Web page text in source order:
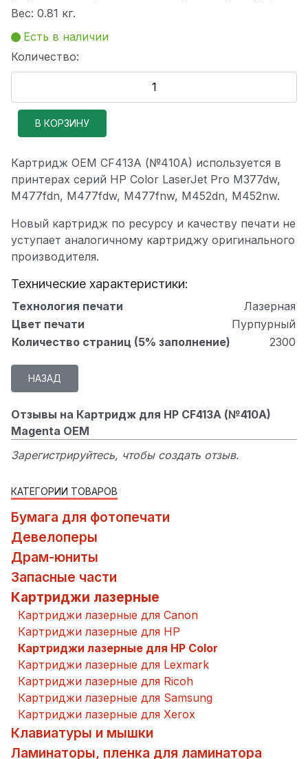
Вес: 0.81 кг.
Есть в наличии
Количество:
Картридж OEM CF413A (№410A) используется в
принтерах серий HP Color LaserJet Pro M377dw,
M477fdn, M477fdw, M477fnw, M452dn, M452nw.
Новый картридж по ресурсу и качеству печати не
уступает аналогичному картриджу оригинального
производителя.
Технические характеристики:
Технология печати
Лазерная
Цвет печати
Пурпурный
Количество страниц (5% заполнение)
2300
Отзывы на Картридж для HP CF413A (№410A)
Magenta OEM
Зарегистрируйтесь, чтобы создать отзыв.
КАТЕГОРИИ ТОВАРОВ
Бумага для фотопечати
Девелоперы
Драм-юниты
Запасные части
Картриджи лазерные
Картриджи лазерные для Canon
Картриджи лазерные для HP
Картриджи лазерные для HP Color
Картриджи лазерные для Lexmark
Картриджи лазерные для Ricoh
Картриджи лазерные для Samsung
Картриджи лазерные для Xerox
Клавиатуры и мышки
Ламинаторы, пленка для ламинатора